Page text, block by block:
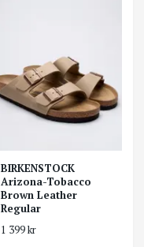
BIRKENSTOCK
Arizona-Tobacco
Brown Leather
Regular
1 399 kr